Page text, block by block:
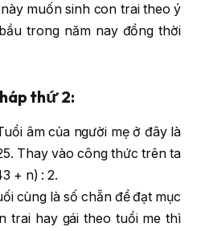
muốn sinh con trai theo ý
trong năm nay đồng thời
thứ 2:
âm của người mẹ ở đây là
Thay vào công thức trên ta
+ n) : 2.
cùng là số chẵn để đạt mục
trai hay gái theo tuổi me thì